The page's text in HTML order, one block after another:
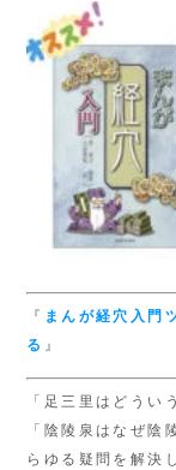
『 まんが経穴入門
る 』
「足三里はどうい
「陰陵泉はなぜ陰
らゆる疑問を解決